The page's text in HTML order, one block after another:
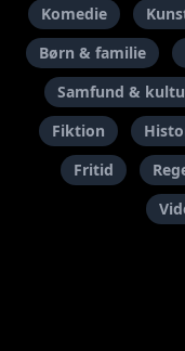
Komedie
Børn & familie
Samfund &
Fiktion
Fritid